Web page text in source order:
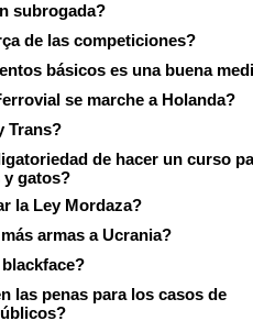
subrogada?
de las competiciones?
básicos es una buena
se marche a Holanda?
Trans?
de hacer un curso
y gatos?
la Ley Mordaza?
armas a Ucrania?
las penas para los casos de